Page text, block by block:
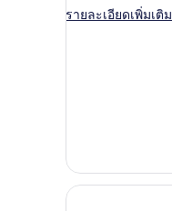
ระเบียง,
รายละเอียดเพิ่มเติม
ราย
ลี่,
ระเบียง